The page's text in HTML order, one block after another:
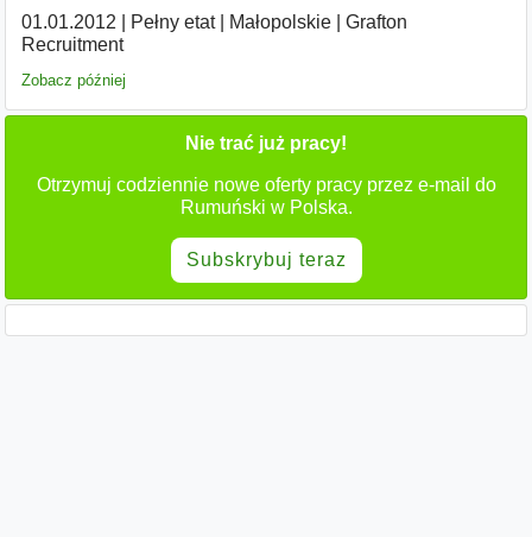
01.01.2012 Pełny etat| Małopolskie|
Grafton
Recruitment
Zobacz później
Nie trać już pracy!
Otrzymuj codziennie nowe oferty pracy przez e-mail do
Rumuński w Polska.
Subskrybuj teraz